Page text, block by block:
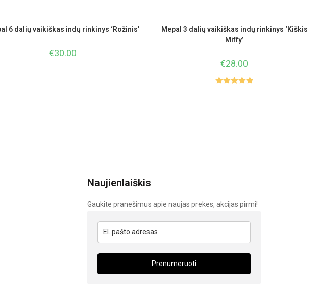
6 dalių vaikiškas indų rinkinys ‘Rožinis’
€30.00
Mepal 3 dalių vaikiškas indų rinkinys ‘Kiškis
Miffy’
€28.00
Naujienlaiškis
Gaukite pranešimus apie naujas prekes, akcijas pirmi!
Prenumeruoti